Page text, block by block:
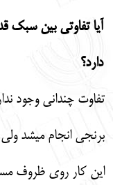
آيا تفاوتي بين سبك
دارد؟
تفاوت چنداني وجود
برنجي انجام مي‏شد ولي
اين كار روي ظروف